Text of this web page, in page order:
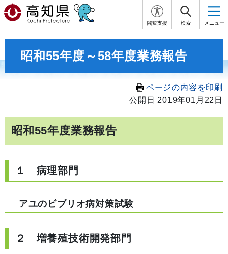
閲覧支援 検索 メニュー
昭和55年度～58年度業務報告
ページの内容を印刷
公開日 2019年01月22日
昭和55年度業務報告
１ 病理部門
アユのビブリオ病対策試験
２ 増養殖技術開発部門